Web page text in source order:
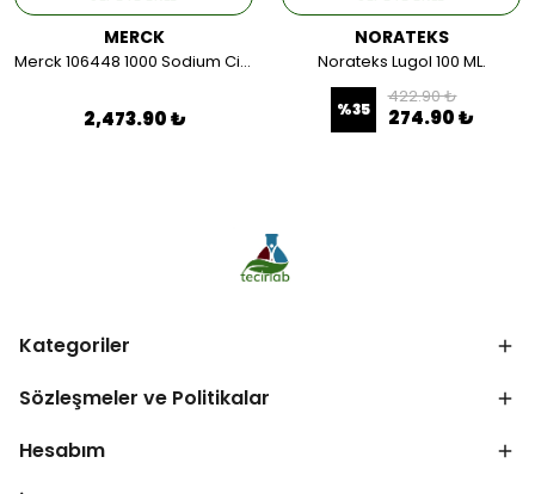
MERCK
Merck 106448 1000 Sodium Citrate Dihydrate Gr For Analysis Acs,iso,Reag. Ph Eur 1 KG.
2,473.90 ₺
NORATEKS
Norateks Lugol 100 ML.
%35
422.90 ₺
274.90 ₺
Kategoriler
Sözleşmeler ve Politikalar
Hesabım